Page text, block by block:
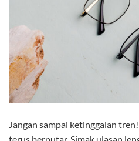
Jangan sampai ketinggalan
terus berputar. Simak ulasan